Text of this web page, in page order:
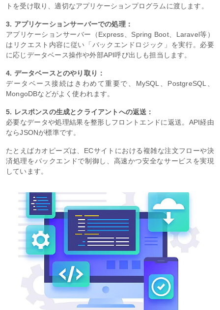
トを受け取り、適切なアプリケーションプログラムに渡します。
3. アプリケーションサーバーでの処理：
アプリケーションサーバー（Express、Spring Boot、Laravel等）
はリクエスト内容に従い「バックエンドロジック」を実行。必要
に応じデータベース操作や外部API呼び出しも担当します。
4. データベースとのやり取り：
データベース接続はきわめて重要で、MySQL、PostgreSQL、
MongoDBなどがよく使われます。
5. レスポンスの生成とクライアントへの返送：
必要なデータや処理結果を整形しフロントエンドに返送。API経由
ならJSONが標準です。
たとえばカオピーズは、ECサイトにおける複雑な注文フローや決
済処理をバックエンドで制御し、高速かつ安全なサービスを実現
しています。